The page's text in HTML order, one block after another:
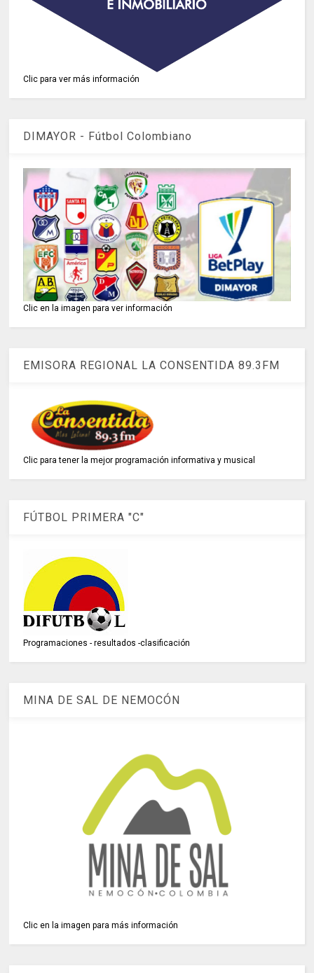
Clic para ver más información
DIMAYOR - Fútbol Colombiano
Clic en la imagen para ver información
EMISORA REGIONAL LA CONSENTIDA 89.3FM
Clic para tener la mejor programación informativa y musical
FÚTBOL PRIMERA "C"
Programaciones - resultados -clasificación
MINA DE SAL DE NEMOCÓN
Clic en la imagen para más información